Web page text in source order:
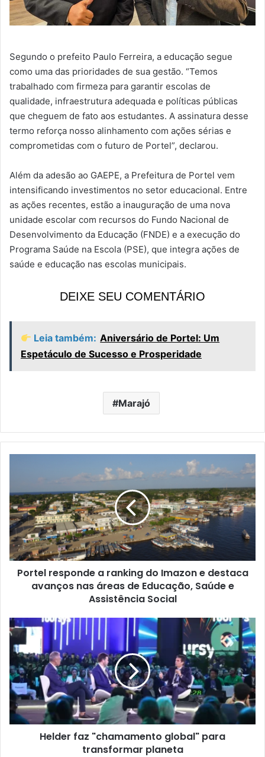
Segundo o prefeito Paulo Ferreira, a educação segue
como uma das prioridades de sua gestão. “Temos
trabalhado com firmeza para garantir escolas de
qualidade, infraestrutura adequada e políticas públicas
que cheguem de fato aos estudantes. A assinatura desse
termo reforça nosso alinhamento com ações sérias e
comprometidas com o futuro de Portel”, declarou.
Além da adesão ao GAEPE, a Prefeitura de Portel vem
intensificando investimentos no setor educacional. Entre
as ações recentes, estão a inauguração de uma nova
unidade escolar com recursos do Fundo Nacional de
Desenvolvimento da Educação (FNDE) e a execução do
Programa Saúde na Escola (PSE), que integra ações de
saúde e educação nas escolas municipais.
DEIXE SEU COMENTÁRIO
Leia também: Aniversário de Portel: Um
Espetáculo de Sucesso e Prosperidade
Marajó
ranking
do
Imazon
e
destaca
avanços
nas
Saúde
e
Assistência
Social
Portel responde a ranking do Imazon e destaca
avanços nas áreas de Educação, Saúde e
Assistência Social
Helder
faz
"chamamento
global"
para
transformar
planeta
Helder faz "chamamento global" para
transformar planeta